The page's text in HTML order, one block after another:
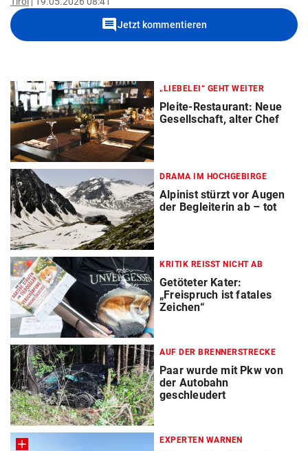
commentJetzt kommentieren
„LIEBELEI“ GEHT WEITER
Pleite-Restaurant: Neue
Gesellschaft, alter Chef
DRAMA IM HOCHGEBIRGE
Alpinist stürzt vor Augen
der Begleiterin ab – tot
KRITIK REISST NICHT AB
Getöteter Kater:
„Freispruch ist fatales
Zeichen“
AUF DER BRENNERSTRECKE
Paar wurde mit Pkw von
der Autobahn
geschleudert
EXPERTEN WARNEN